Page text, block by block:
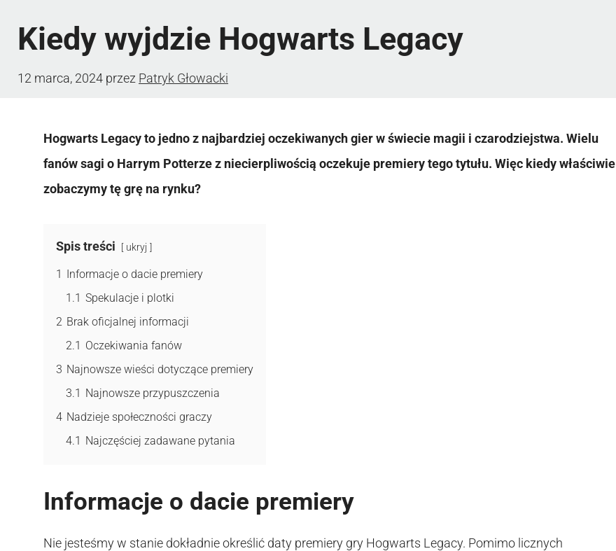
Kiedy wyjdzie Hogwarts Legacy
12 marca, 2024 przez Patryk Głowacki
Hogwarts Legacy to jedno z najbardziej oczekiwanych gier w świecie magii i czarodziejstwa. Wielu
fanów sagi o Harrym Potterze z niecierpliwością oczekuje premiery tego tytułu. Więc kiedy właściwie
zobaczymy tę grę na rynku?
Spis treści ukryj
1 Informacje o dacie premiery
1.1 Spekulacje i plotki
2 Brak oficjalnej informacji
2.1 Oczekiwania fanów
3 Najnowsze wieści dotyczące premiery
3.1 Najnowsze przypuszczenia
4 Nadzieje społeczności graczy
4.1 Najczęściej zadawane pytania
Informacje o dacie premiery
Nie jesteśmy w stanie dokładnie określić daty premiery gry Hogwarts Legacy. Pomimo licznych